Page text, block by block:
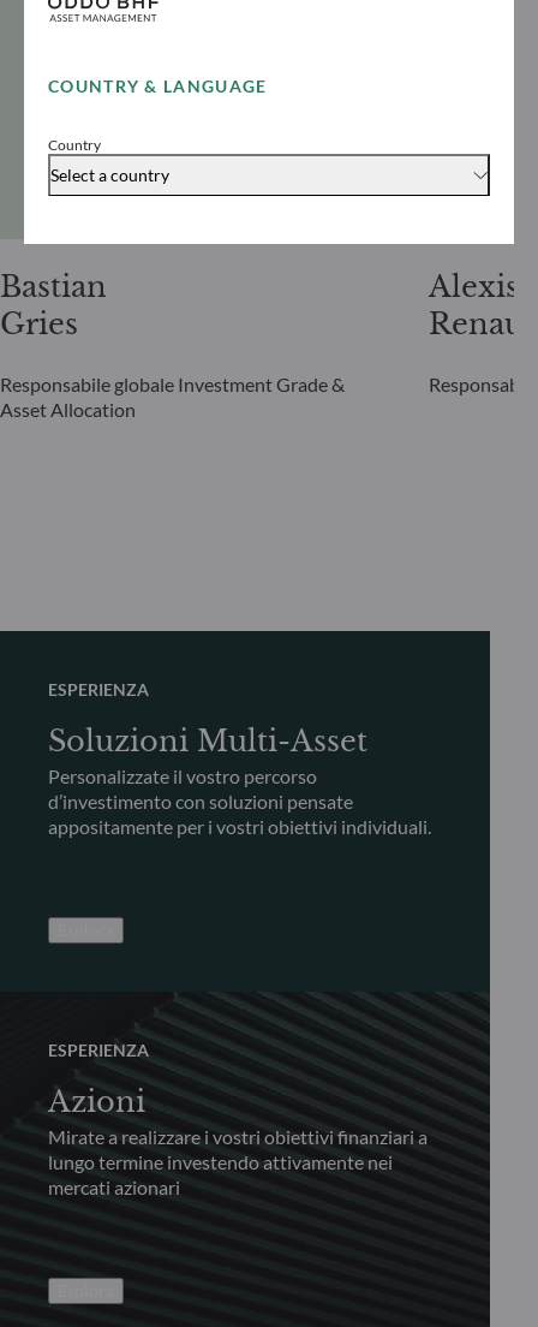
COUNTRY & LANGUAGE
Country
Select a country
Bastian
Gries
Responsabile globale Investment Grade &
Asset Allocation
Alexis
ESPERIENZA
Soluzioni Multi-Asset
Personalizzate il vostro percorso
d’investimento con soluzioni pensate
appositamente per i vostri obiettivi individuali.
ESPERIENZA
Azioni
Mirate a realizzare i vostri obiettivi finanziari a
lungo termine investendo attivamente nei
mercati azionari